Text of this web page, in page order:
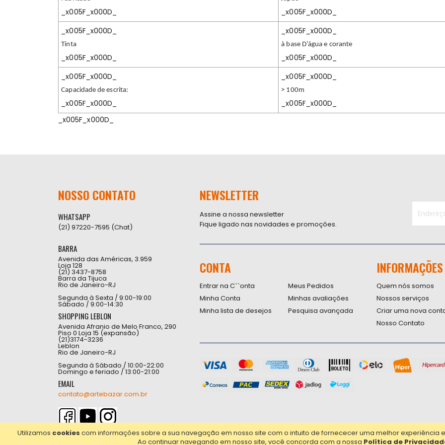
Utilizamos cookies com informações sobre a sua navegação em nosso site com o intuito de fornececer uma melhor experiência
Ao continuar navegando em nosso site, você concorda com a nossa Política de
_x005F_x000D_
_x005F_x000D_
_x005F_x000D_
Tinta
_x005F_x000D_
_x005F_x000D_
à base D’água e corante
_x005F_x000D_
_x005F_x000D_
Capacidade de escrita:
_x005F_x000D_
_x005F_x000D_
> 100m
_x005F_x000D_
_x005F_x000D_
NOSSO CONTATO
WHATSAPP
(21) 97220-7595 (Chat)
BARRA
Avenida das Américas, 3.959
Loja 128
(21) 3437-8758
Barra da Tijuca
Rio de Janeiro-RJ
Segunda à Sexta / 9:00-19:00
Sábado / 9:00-14:30
SHOPPING LEBLON
Avenida Afranio de Melo Franco, 290
Piso 0 Loja 15 (expansão)
(21)3174-3236
Leblon
Rio de Janeiro-RJ
Segunda à Sábado / 10:00-22:00
Domingo e feriado / 13:00-21:00
EMAIL
contato@artebazar.com.br
NEWSLETTER
Assine a nossa newsletter
Fique ligado nas novidades e promoções.
nossa
Newsletter:
CONTA
Entrar na C``onta
Minha Conta
Minha lista de desejos
Meus Pedidos
Minhas avaliações
Pesquisa avançada
INFORMAÇÕES
Quem nós somos
Nossos serviços
Criar uma nova
Nosso Contato